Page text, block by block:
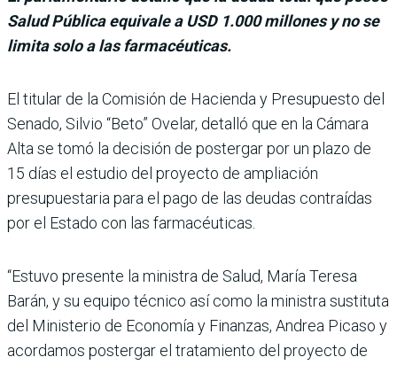
Salud Pública equivale a USD 1.000 millones y no se
limita solo a las farmacéuticas.
El titular de la Comisión de Hacienda y Presupuesto del
Senado, Silvio “Beto” Ovelar, detalló que en la Cámara
Alta se tomó la decisión de postergar por un plazo de
15 días el estu­dio del proyecto de ampliación
presupuestaria para el pago de las deudas contraídas
por el Estado con las farmacéuticas.
“Estuvo presente la ministra de Salud, María Teresa
Barán, y su equipo técnico así como la ministra sustituta
del Minis­terio de Economía y Finan­zas, Andrea Picaso y
acorda­mos postergar el tratamiento del proyecto de